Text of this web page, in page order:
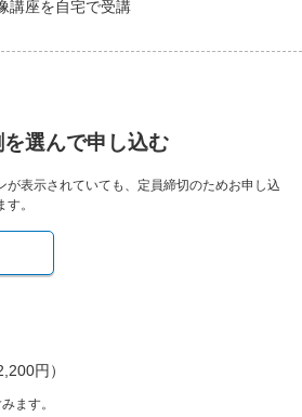
講座を自宅で受講
選んで申し込む
が表示されていても、定員締切のためお申し込
。
円）
ます。